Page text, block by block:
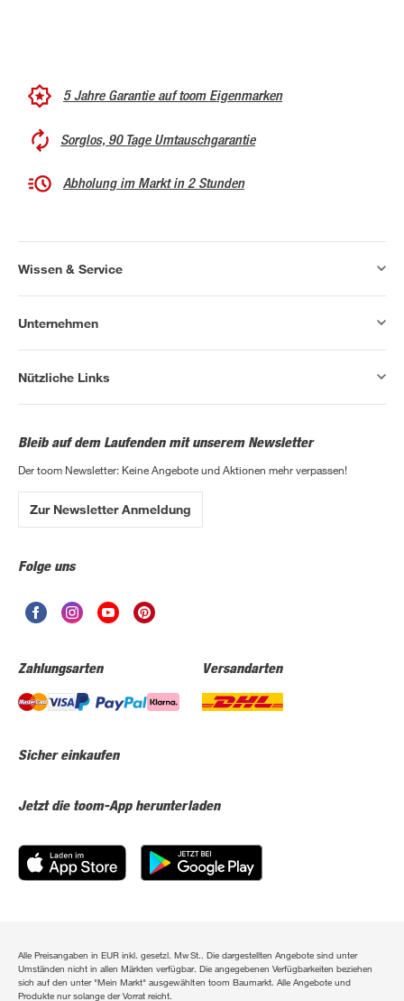
5 Jahre Garantie auf toom Eigenmarken
Sorglos, 90 Tage Umtauschgarantie
Abholung im Markt in 2 Stunden
Wissen & Service
Unternehmen
Nützliche Links
Bleib auf dem Laufenden mit unserem Newsletter
Der toom Newsletter: Keine Angebote und Aktionen mehr verpassen!
Zur Newsletter Anmeldung
Folge uns
Zahlungsarten Versandarten
Sicher einkaufen
Jetzt die toom-App herunterladen
Alle Preisangaben in EUR inkl. gesetzl. MwSt.. Die dargestellten Angebote sind unter
Umständen nicht in allen Märkten verfügbar. Die angegebenen Verfügbarkeiten beziehen
sich auf den unter "Mein Markt" ausgewählten toom Baumarkt. Alle Angebote und
Produkte nur solange der Vorrat reicht.